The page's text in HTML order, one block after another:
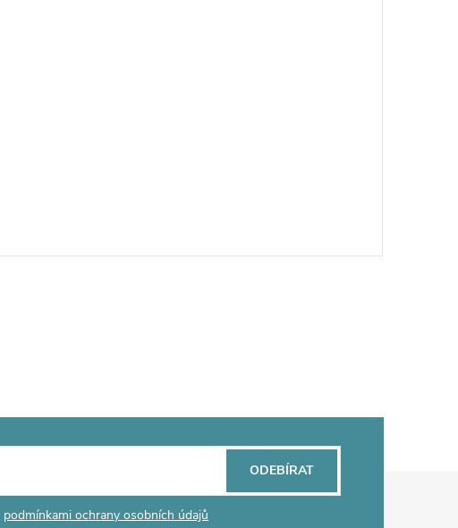
podmínkami ochrany osobních údajů
ODEBÍRAT